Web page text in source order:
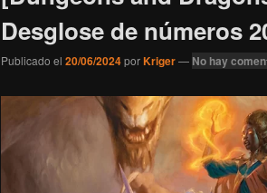
Desglose de números
Publicado el 20/06/2024porKriger— No hay